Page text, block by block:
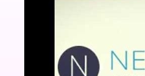
Заработок с телефона,
лохотрон